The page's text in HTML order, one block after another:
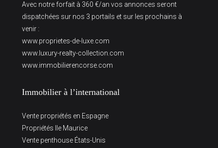
Avec notre forfait à 360 €/an vos annonces seront
dispatchées sur nos 3 portails et sur les prochains à
venir :
www.proprietes-de-luxe.com
www.luxury-realty-collection.com
www.immobilierencorse.com
Immobilier à l’international
Vente propriétés en Espagne
Propriétés Ile Maurice
Vente penthouse États-Unis